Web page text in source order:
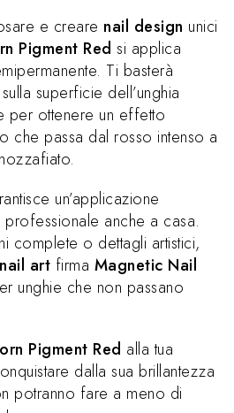
e creare nail design unici
Pigment Red si applica
Ti basterà
sulla superficie dell’unghia
per ottenere un effetto
che passa dal rosso intenso a
un’applicazione
professionale anche a casa.
complete o dettagli artistici,
nail art firma Magnetic Nail
unghie che non passano
Pigment Red alla tua
dalla sua brillantezza
potranno fare a meno di